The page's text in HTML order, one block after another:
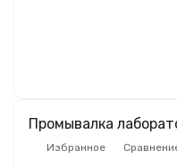
Промывалка
Избранное